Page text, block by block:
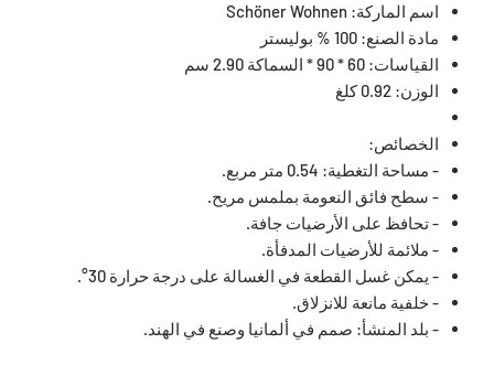
اسم الماركة: Schöner Wohnen
مادة الصنع: 100 % بوليستر
القياسات: 60 * 90 * السماكة 2.90 سم
الوزن: 0.92 كلغ
الخصائص:
- مساحة التغطية: 0.54 متر مربع.
- سطح فائق النعومة بملمس مريح.
- تحافظ على الأرضيات جافة.
- ملائمة للأرضيات المدفأة.
- يمكن غسل القطعة في الغسالة على درجة حرارة 30°.
- خلفية مانعة للانزلاق.
- بلد المنشأ: صمم في ألمانيا وصنع في الهند.